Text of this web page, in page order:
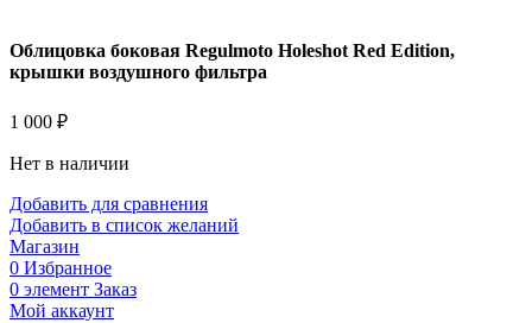
Облицовка боковая Regulmoto Holeshot Red Edition,
крышки воздушного фильтра
1 000 ₽
Нет в наличии
Добавить для сравнения
Добавить в список желаний
Магазин
0 Избранное
0 элемент Заказ
Мой аккаунт